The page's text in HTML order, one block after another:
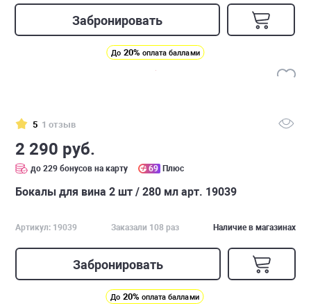
Забронировать
До 20% оплата баллами
5 1 отзыв
2 290 руб.
до 229 бонусов на карту 69 Плюс
Бокалы для вина 2 шт / 280 мл арт. 19039
Артикул: 19039 Заказали 108 раз Наличие в магазинах
Забронировать
До 20% оплата баллами